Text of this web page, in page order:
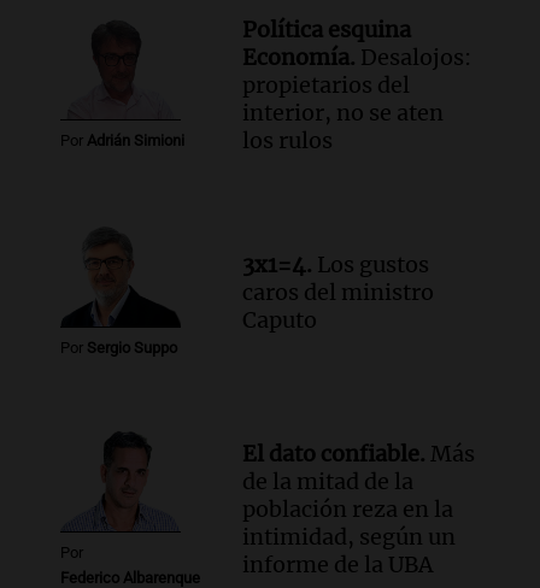
Una mañana para todos
Episodios
Altas Cumbres: rescataron a una
cabra que llevaba ocho días atrapada en
Audio.
Chile planteó mejorar la
conectividad fronteriza, aérea y digital
con Jujuy
Panorama Federal
Episodios
Por Adrián Simioni
Política esquina
Economía. Desalojos:
propietarios del
interior, no se aten
los rulos
Por Sergio Suppo
3x1=4. Los gustos
caros del ministro
Caputo
Por
Federico Albarenque
El dato confiable. Más
de la mitad de la
población reza en la
intimidad, según un
informe de la UBA